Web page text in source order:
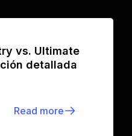
vs. Ultimate
detallada
Read more